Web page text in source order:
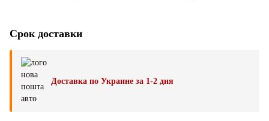
Срок доставки
Доставка по Украине за 1-2 дня